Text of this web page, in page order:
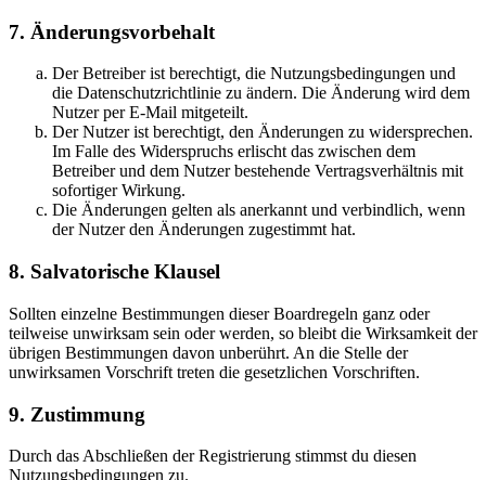
7. Änderungsvorbehalt
Der Betreiber ist berechtigt, die Nutzungsbedingungen und
die Datenschutzrichtlinie zu ändern. Die Änderung wird dem
Nutzer per E-Mail mitgeteilt.
Der Nutzer ist berechtigt, den Änderungen zu widersprechen.
Im Falle des Widerspruchs erlischt das zwischen dem
Betreiber und dem Nutzer bestehende Vertragsverhältnis mit
sofortiger Wirkung.
Die Änderungen gelten als anerkannt und verbindlich, wenn
der Nutzer den Änderungen zugestimmt hat.
8. Salvatorische Klausel
Sollten einzelne Bestimmungen dieser Boardregeln ganz oder
teilweise unwirksam sein oder werden, so bleibt die Wirksamkeit der
übrigen Bestimmungen davon unberührt. An die Stelle der
unwirksamen Vorschrift treten die gesetzlichen Vorschriften.
9. Zustimmung
Durch das Abschließen der Registrierung stimmst du diesen
Nutzungsbedingungen zu.